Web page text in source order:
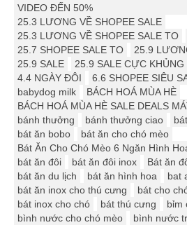
VIDEO ĐẾN 50%
25.3 LƯƠNG VỀ SHOPEE SALE
25.3 LƯƠNG VỀ SHOPEE SALE TO
25.7 SHOPEE SALE TO
25.9
25.9 SALE
25.9 SALE CỰC
4.4 NGÀY ĐÔI
6.6 SHOPEE SIÊU
babydog milk
BÁCH HOÁ MÙA HÈ
BÁCH HOÁ MÙA HÈ SALE DEALS
bánh thưởng
bánh thưởng ciao
bát ăn bobo
bát ăn cho chó mèo
Bát Ăn Cho Chó Mèo 6 Ngăn Hình
bát ăn đôi
bát ăn đôi inox
Bát ăn
bát ăn du lịch
bát ăn hình hoa
bat
bát ăn inox cho thú cưng
bát cho
bát inox cho chó
bát thú cưng bỉm
bình nước cho chó mèo
bình nước